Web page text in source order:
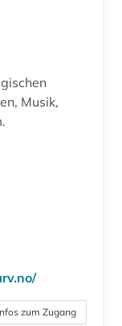
Musik,
zum Zugang